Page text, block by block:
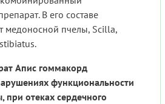
В его составе
медоносной пчелы, Scilla,
Апис гоммакорд
функциональности
отеках сердечного